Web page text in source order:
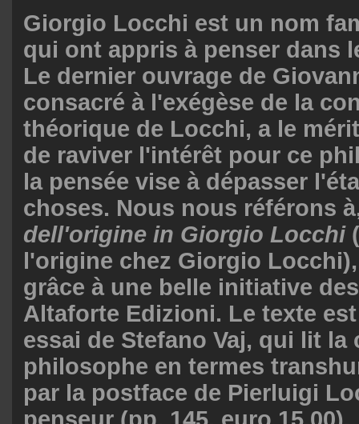
Giorgio Locchi est un nom
qui ont appris à penser dans
Le dernier ouvrage de
consacré à l'exégèse de la
théorique de Locchi, a le
de raviver l'intérêt pour ce
la pensée vise à dépasser
choses. Nous nous référons
dell'origine in Giorgio Locchi
l'origine chez Giorgio
grâce à une belle initiative
Altaforte Edizioni. Le texte
essai de Stefano Vaj, qui lit
philosophe en termes
par la postface de Pierluigi